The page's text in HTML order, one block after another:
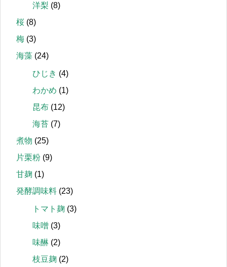
洋梨 (8)
桜 (8)
梅 (3)
海藻 (24)
ひじき (4)
わかめ (1)
昆布 (12)
海苔 (7)
煮物 (25)
片栗粉 (9)
甘麹 (1)
発酵調味料 (23)
トマト麹 (3)
味噌 (3)
味醂 (2)
枝豆麹 (2)